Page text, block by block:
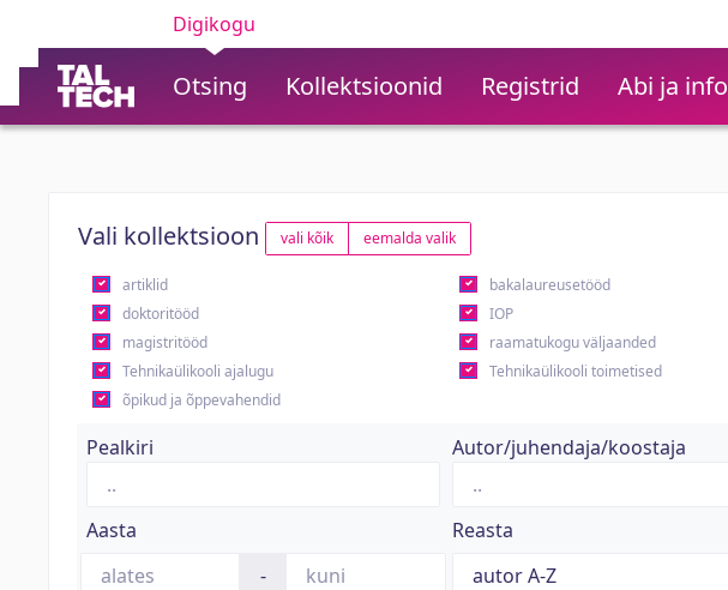
Digikogu
Otsing Kollektsioonid Registrid Abi ja info
Vali kollektsioon vali kõik eemalda valik
artiklid bakalaureusetööd
doktoritööd
IOP
magistritööd
raamatukogu väljaanded
Tehnikaülikooli ajalugu
Tehnikaülikooli toimetised
õpikud ja õppevahendid
Pealkiri Autor/juhendaja/koostaja
Aasta
-
Reasta